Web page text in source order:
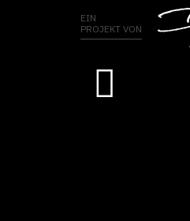
EIN
PROJEKT VON